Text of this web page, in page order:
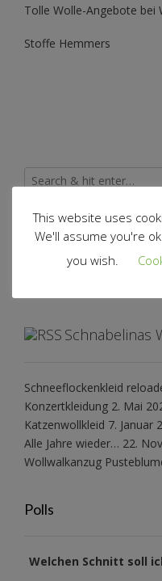
Tolle Wolle-Angebote bei
Stoffe Hemmers
Archiv
Schnabelinas
Schneeflockenkleid
Konzertkleidung 2. Mai
Katzenwollkleid 7. Januar
Alle Jahre wieder… 22.
Wollwalkanzug
Polls
Welchen Schnitt soll
This website uses
We'll assume you're
you wish.